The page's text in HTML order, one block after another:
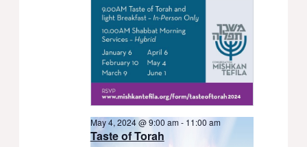
Taste of Torah
May 4, 2024 @ 9:00 am- 11:00 am